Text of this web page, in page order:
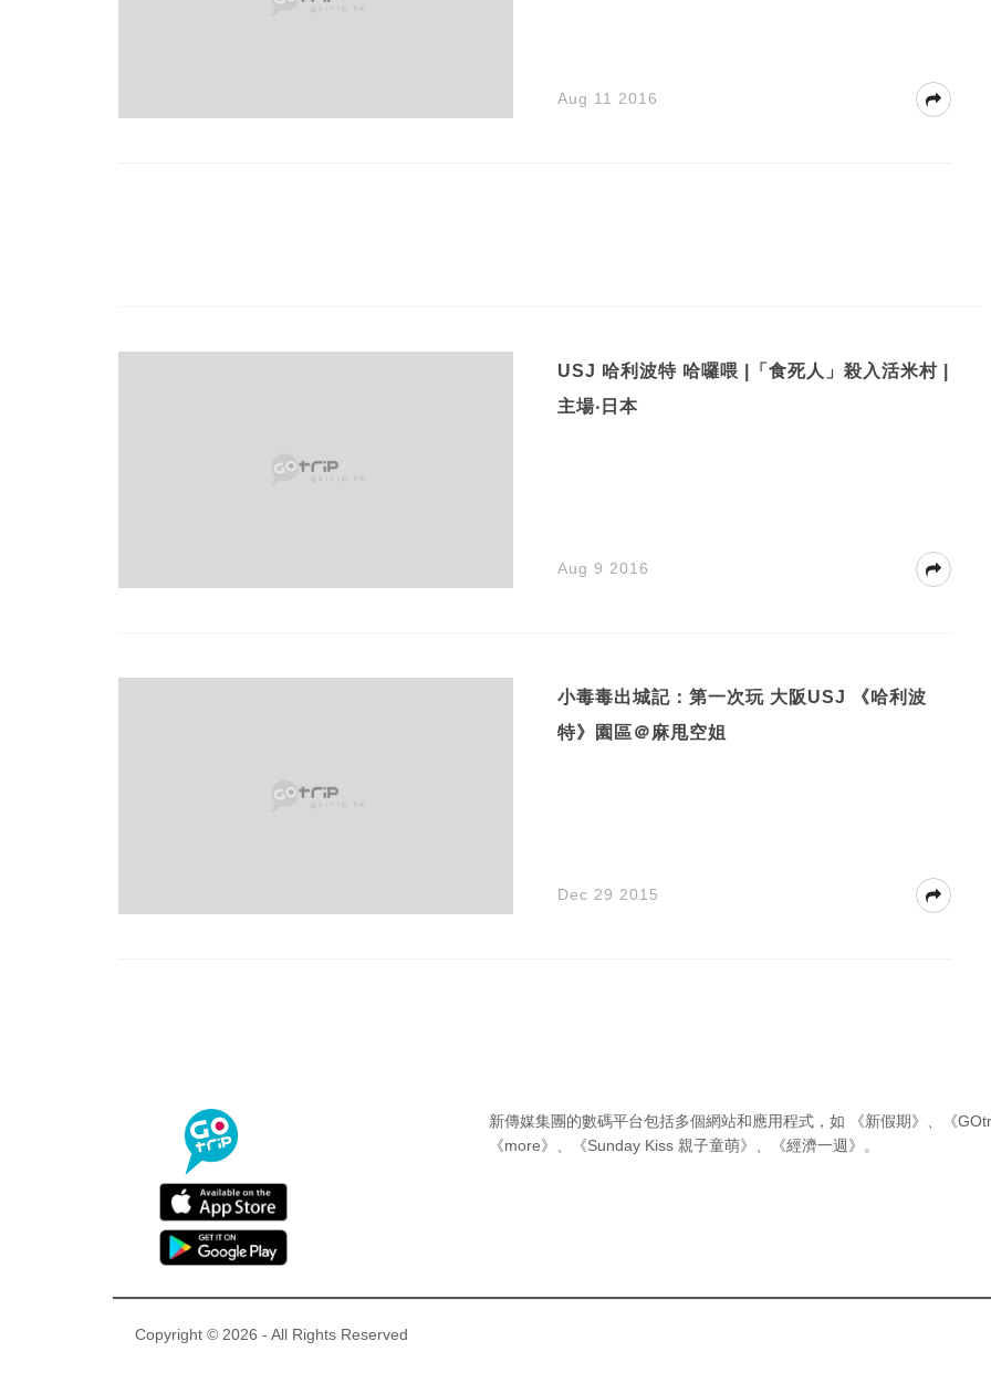
Aug 11 2016
USJ 哈利波特 哈囉喂 |「食死人」殺入活米村 |
主場‧日本
Aug 9 2016
小毒毒出城記：第一次玩 大阪USJ 《哈利波
特》園區＠麻甩空姐
Dec 29 2015
新傳媒集團的數碼平台包括多個網站和應用程式，如 《新假期》
《
《more》
《Sunday Kiss 親子童萌》 《經濟一週》 。
Copyright © 2026 - All Rights Reserved